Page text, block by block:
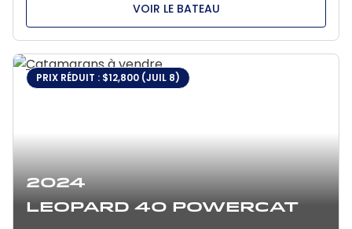
VOIR LE BATEAU
2024
Leopard 40 Powercat
PRIX RÉDUIT : $12,800 (JUIL 8)